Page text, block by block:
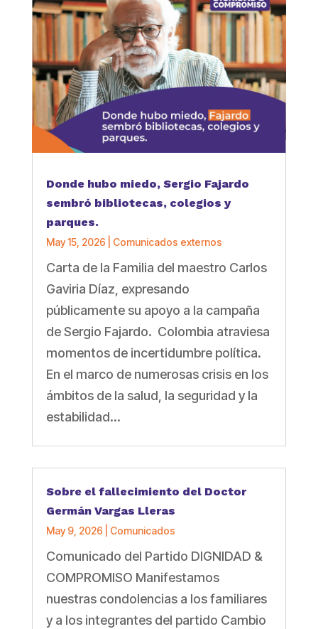
Donde hubo miedo, Sergio Fajardo
sembró bibliotecas, colegios y
parques.
May 15, 2026 Comunicados externos
Carta de la Familia del maestro Carlos
Gaviria Díaz, expresando
públicamente su apoyo a la campaña
de Sergio Fajardo. Colombia atraviesa
momentos de incertidumbre política.
En el marco de numerosas crisis en los
ámbitos de la salud, la seguridad y la
estabilidad...
Sobre el fallecimiento del Doctor
Germán Vargas Lleras
May 9, 2026 Comunicados
Comunicado del Partido DIGNIDAD &
COMPROMISO Manifestamos
nuestras condolencias a los familiares
y a los integrantes del partido Cambio